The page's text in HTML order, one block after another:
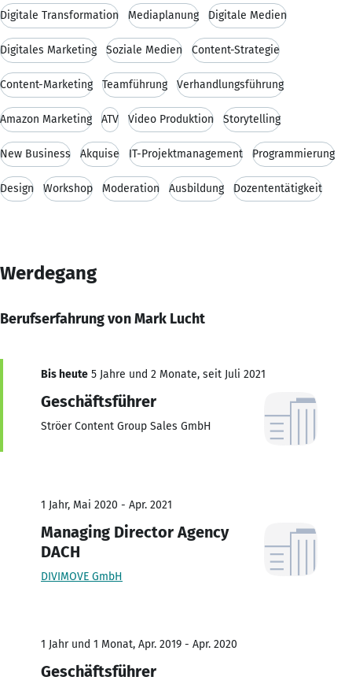
Digitale Transformation Mediaplanung Digitale Medien
Digitales Marketing Soziale Medien Content-Strategie
Content-Marketing Teamführung Verhandlungsführung
Amazon Marketing ATV Video Produktion Storytelling
New Business Akquise IT-Projektmanagement Programmierung
Design Workshop Moderation Ausbildung Dozententätigkeit
Werdegang
Berufserfahrung von Mark Lucht
Bis heute 5 Jahre und 2 Monate, seit Juli 2021
Geschäftsführer
Ströer Content Group Sales GmbH
1 Jahr, Mai 2020 - Apr. 2021
Managing Director Agency
DACH
DIVIMOVE GmbH
1 Jahr und 1 Monat, Apr. 2019 - Apr. 2020
Geschäftsführer